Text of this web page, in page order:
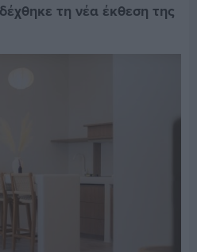
τη νέα έκθεση της